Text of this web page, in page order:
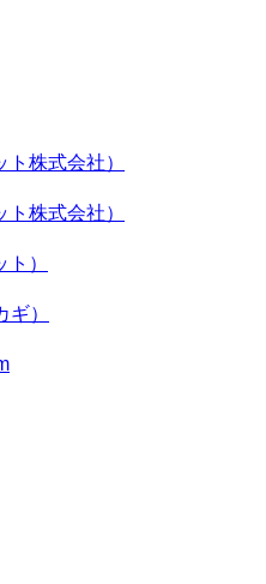
株式会社）
株式会社）
）
）